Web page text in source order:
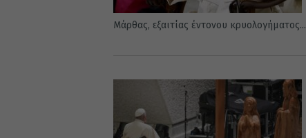
Μάρθας, εξαιτίας έντονου κρυολογήματος...